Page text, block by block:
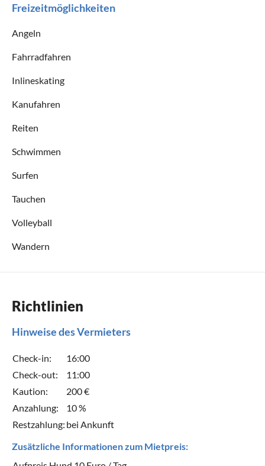
Freizeitmöglichkeiten
Angeln
Fahrradfahren
Inlineskating
Kanufahren
Reiten
Schwimmen
Surfen
Tauchen
Volleyball
Wandern
Richtlinien
Hinweise des Vermieters
Check-in:
16:00
Check-out:
11:00
Kaution:
200 €
Anzahlung:
10 %
Restzahlung: bei Ankunft
Zusätzliche Informationen zum Mietpreis: